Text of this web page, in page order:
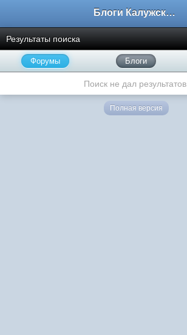
Блоги Калужского перекрестка
Результаты поиска
Форумы Блоги
Поиск не дал результатов.
Полная версия